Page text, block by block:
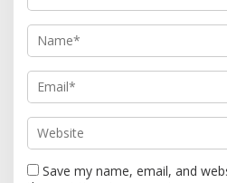
Save my name, email, and